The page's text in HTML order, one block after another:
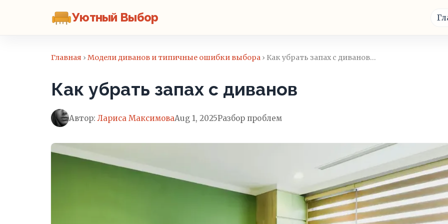
Уютный Выбор
Главная › Модели диванов и типичные ошибки выбора › Как убрать запах с диванов…
Как убрать запах с диванов
Автор: Лариса МаксимоваAug 1, 2025Разбор проблем